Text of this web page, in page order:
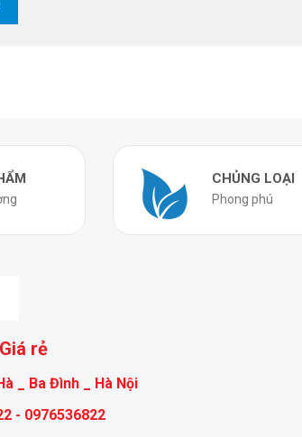
CHỦNG LOẠI
Phong phú
rẻ
_ Ba Đình _ Hà Nội
- 0976536822